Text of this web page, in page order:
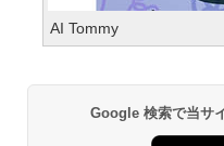
AI Tommy
Google 検索で当サ